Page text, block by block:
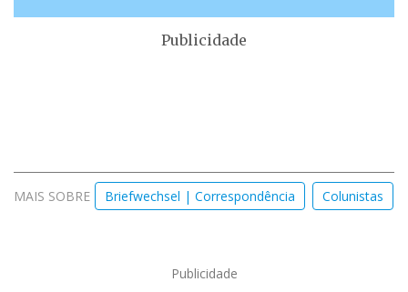
Publicidade
MAIS SOBRE Briefwechsel | Correspondência Colunistas
Publicidade